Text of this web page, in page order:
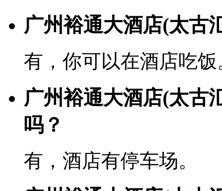
广州裕通大酒店(太古
有，你可以在酒店吃饭
广州裕通大酒店(太古
吗？
有，酒店有停车场。